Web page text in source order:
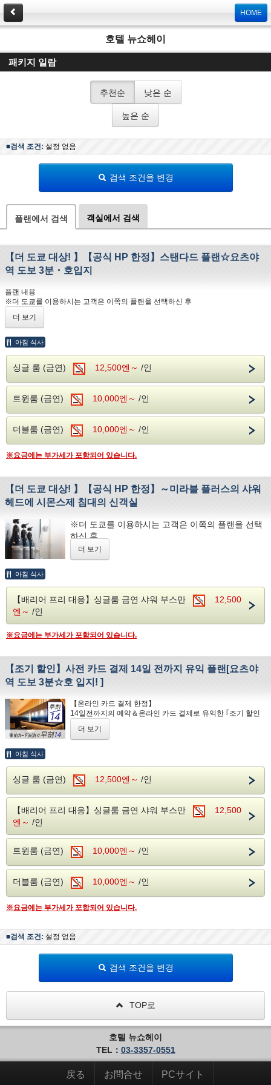
HOME
호텔 뉴쇼헤이
패키지 일람
추천순
낮은 순
높은 순
■검색 조건: 설정 없음
검색 조건을 변경
플랜에서 검색 객실에서 검색
【더 도쿄 대상! 】【공식 HP 한정】스탠다드 플랜☆요츠야
역 도보 3분・호입지
플랜 내용
※더 도쿄를 이용하시는 고객은 이쪽의 플랜을 선택하신 후
공식 HP 한정의 스탠다드 플랜입니다.
여유의 12시 체크아웃!
■체크인 15:00
■체크아웃 12:00
2F 라운지에서 무료 음료 무료 서비스!
(커피, 청량 음료, 맥주, 와인 등)
YouTube등을 볼 수 있는 UKAI BOX를 도입했습니다!
객실에서 안심하고 식사를 즐길 수있는 외부 배달 수령 서비스
고객님께서 Uber Eats, 출전관 등에서 주문하신 후 프런트에
연락해 주십시오.
방에서 천천히 보내주세요.
· 모든 객실은 금연입니다.
※프런트 플로어에, 흡연 장소를 준비하고 있습니다.
【조식(뷔페 형식)을 무료로 제공】
[시간]7:00~9:00 종료
LCD TV ○ 냉장고 ○ 냉난방 ○ 드라이어 ○ 공기 청정기 등
■인터넷 연결 무료
무선 LAN / 유선 LAN 모두 사용할 수 있습니다.
■ 출입 자유, 문한은 없습니다. (외출시에는 열쇠를 프런트에
맡겨 주십시오.)
【호텔까지의 액세스】
◇JR・도쿄 메트로 요츠야역까지
· 도쿄역에서 JR 주오 선 (쾌속) 9 분
·하네다 공항에서 도쿄 모노레일→하마마츠초역[환승]JR야마
노테선/JR게이힌 토호쿠선→간다역[환승]JR중앙선(쾌속) 최
단 45분~
◇요츠야역(요츠야구치)에서 도보 3분 "신미치 거리"내
당일 무단 캔슬(NoShow):100%
당일 연락 있음 취소:100%
2일 전부터:숙박요금의:20%
더 보기
아침 식사
싱글 룸 (금연) 12,500엔～ /인
트윈룸 (금연) 10,000엔～ /인
더블룸 (금연) 10,000엔～ /인
※요금에는 부가세가 포함되어 있습니다.
【더 도쿄 대상! 】【공식 HP 한정】～미라블 플러스의 샤워
헤드에 시몬스제 침대의 신객실
※더 도쿄를 이용하시는 고객은 이쪽의 플랜을 선택
하신 후
더 도쿄를 이용하면 요망란에 기입해 주세요.
Ultrafine 거품이 모공과 주름 사이에 들어가고,
얼룩을 흡착해 깨끗이 씻어 줘 밀러블 플러스의 샤워
헤드 완비.
도 갖춘 객실입니다.
한 번 새로운 객실을 사용해보십시오!
※욕조는 없고, 샤워 부스만의 방이 됩니다.
여유의 12시 체크아웃!
■체크인 15:00
■체크아웃 12:00
(커피, 청량 음료, 맥주, 와인 등)
YouTube등을 볼 수 있는 UKAI BOX를 도입했습니다!
모든 객실 무료로 시청하실 수 있습니다.
객실에서 안심하고 식사를 즐길 수있는 외부
배달 수령 서비스
하겠습니다.
고객님께서 Uber Eats, 출전관 등에서 주문하
신 후 프런트에 연락해 주십시오.
주문해 주신 상품을 프런트에서 수취의 대행을
하겠습니다.
방에서 천천히 보내주세요.
· 모든 객실은 금연입니다.
【조식(뷔페 형식)을 무료로 제공】
[시간]7:00~9:00 종료
[장소]호텔 2층 라운지
더 보기
아침 식사
【배리어 프리 대응】싱글룸 금연 샤워 부스만
12,500
엔～ /인
※요금에는 부가세가 포함되어 있습니다.
【조기 할인】사전 카드 결제 14일 전까지 유익 플랜[요츠야
역 도보 3분☆호 입지! ]
【온라인 카드 결제 한정】
14일전까지의 예약＆온라인 카드 결제로 유익한 ｢조기 할인
여유의 12시 체크아웃!
2F 라운지에서 무료 음료 무료 서비스!
YouTube등을 볼 수 있는 UKAI BOX를 도입했습니다!
모든 객실 무료로 시청하실 수 있습니다.
객실에서 안심하고 식사를 즐길 수있는 외부
배달 수령 서비스
하겠습니다.
고객님께서 Uber Eats, 출전관 등에서 주문하
주문해 주신 상품을 프런트에서 수취의 대행을
하겠습니다.
방에서 천천히 보내주세요.
※프런트 플로어에, 흡연 장소를 준비하고 있
습니다.
【조식(뷔페 형식)을 무료로 제공】
[시간]7:00~9:00 종료
더 보기
아침 식사
싱글 룸 (금연) 12,500엔～ /인
【배리어 프리 대응】싱글룸 금연 샤워 부스만
12,500
엔～ /인
트윈룸 (금연) 10,000엔～ /인
더블룸 (금연) 10,000엔～ /인
※요금에는 부가세가 포함되어 있습니다.
■검색 조건: 설정 없음
검색 조건을 변경
TOP로
호텔 뉴쇼헤이
TEL： 03-3357-0551
戻る お問合せ PCサイト